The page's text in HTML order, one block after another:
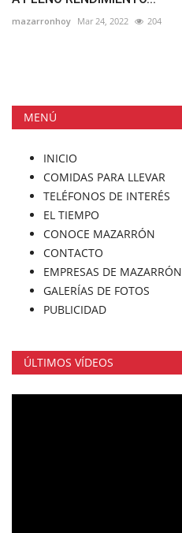
mazarronhoy Mar 24, 2022 204
MENÚ
INICIO
COMIDAS PARA LLEVAR
TELÉFONOS DE INTERÉS
EL TIEMPO
CONOCE MAZARRÓN
CONTACTO
EMPRESAS DE MAZARRÓN
GALERÍAS DE FOTOS
PUBLICIDAD
ÚLTIMOS VÍDEOS